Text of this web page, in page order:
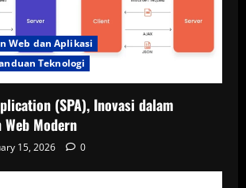
Web dan Aplikasi
Teknologi
(SPA), Inovasi dalam
Web Modern
15, 2026 0